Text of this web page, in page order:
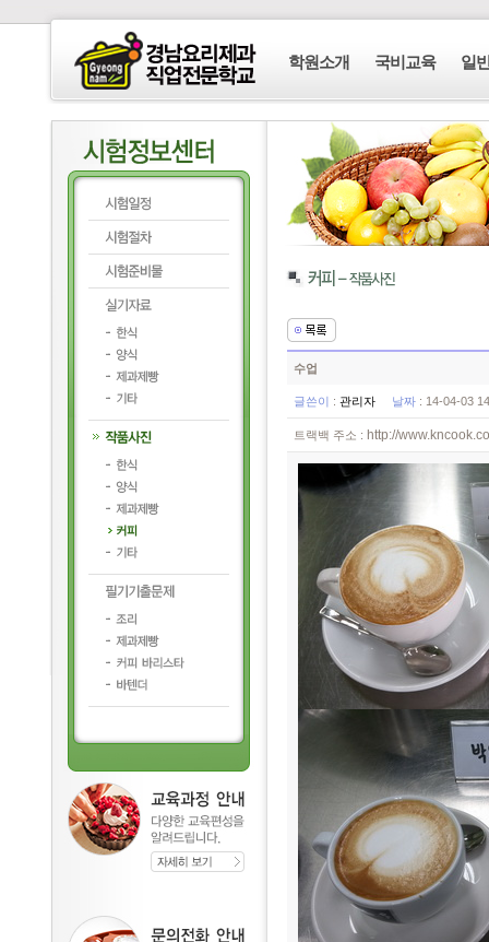
학원소개 국비교육 일
수업
글쓴이 : 관리자 날짜: 14-04-03
트랙백 주소 : http://